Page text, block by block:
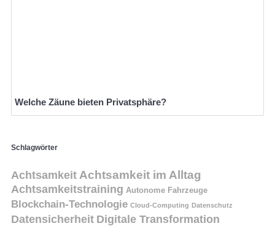
Welche Zäune bieten Privatsphäre?
Schlagwörter
Achtsamkeit Achtsamkeit im Alltag
Achtsamkeitstraining Autonome Fahrzeuge
Blockchain-Technologie Cloud-Computing Datenschutz
Datensicherheit Digitale Transformation